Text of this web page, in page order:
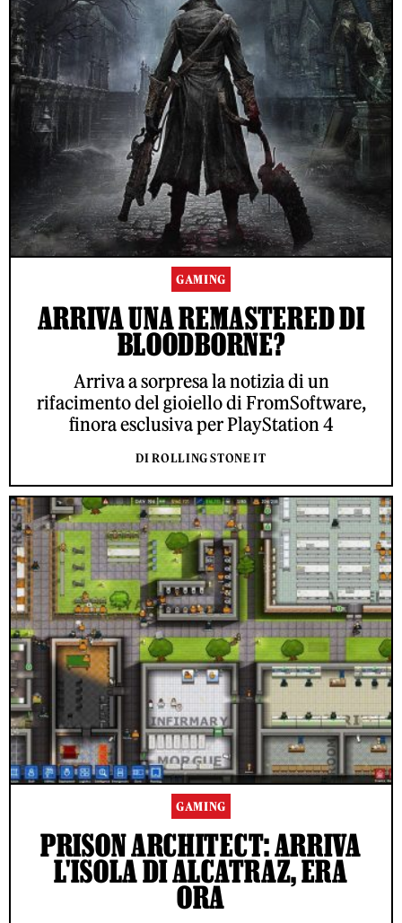
GAMING
ARRIVA UNA REMASTERED DI
BLOODBORNE?
Arriva a sorpresa la notizia di un
rifacimento del gioiello di FromSoftware,
finora esclusiva per PlayStation 4
DI ROLLING STONE IT
GAMING
PRISON ARCHITECT: ARRIVA
L'ISOLA DI ALCATRAZ, ERA
ORA